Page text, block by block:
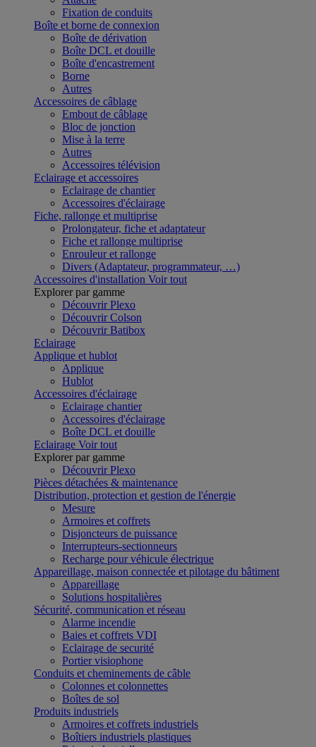
Fixation de conduits
Boîte et borne de connexion
Boîte de dérivation
Boîte DCL et douille
Boîte d'encastrement
Borne
Autres
Accessoires de câblage
Embout de câblage
Bloc de jonction
Mise à la terre
Autres
Accessoires télévision
Eclairage et accessoires
Eclairage de chantier
Accessoires d'éclairage
Fiche, rallonge et multiprise
Prolongateur, fiche et adaptateur
Fiche et rallonge multiprise
Enrouleur et rallonge
Divers (Adaptateur, programmateur, …)
Accessoires d'installation Voir tout
Explorer par gamme
Découvrir Plexo
Découvrir Colson
Découvrir Batibox
Eclairage
Applique et hublot
Applique
Hublot
Accessoires d'éclairage
Eclairage chantier
Accessoires d'éclairage
Boîte DCL et douille
Eclairage Voir tout
Explorer par gamme
Découvrir Plexo
Pièces détachées & maintenance
Distribution, protection et gestion de l'énergie
Mesure
Armoires et coffrets
Disjoncteurs de puissance
Interrupteurs-sectionneurs
Recharge pour véhicule électrique
Appareillage, maison connectée et pilotage du bâtiment
Appareillage
Solutions hospitalières
Sécurité, communication et réseau
Alarme incendie
Baies et coffrets VDI
Eclairage de securité
Portier visiophone
Conduits et cheminements de câble
Colonnes et colonnettes
Boîtes de sol
Produits industriels
Armoires et coffrets industriels
Boîtiers industriels plastiques